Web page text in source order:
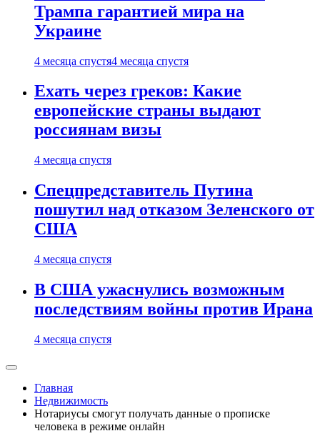
Трампа гарантией мира на
Украине
4 месяца спустя4 месяца спустя
Ехать через греков: Какие
европейские страны выдают
россиянам визы
4 месяца спустя
Спецпредставитель Путина
пошутил над отказом Зеленского от
США
4 месяца спустя
В США ужаснулись возможным
последствиям войны против Ирана
4 месяца спустя
Главная
Недвижимость
Нотариусы смогут получать данные о прописке
человека в режиме онлайн